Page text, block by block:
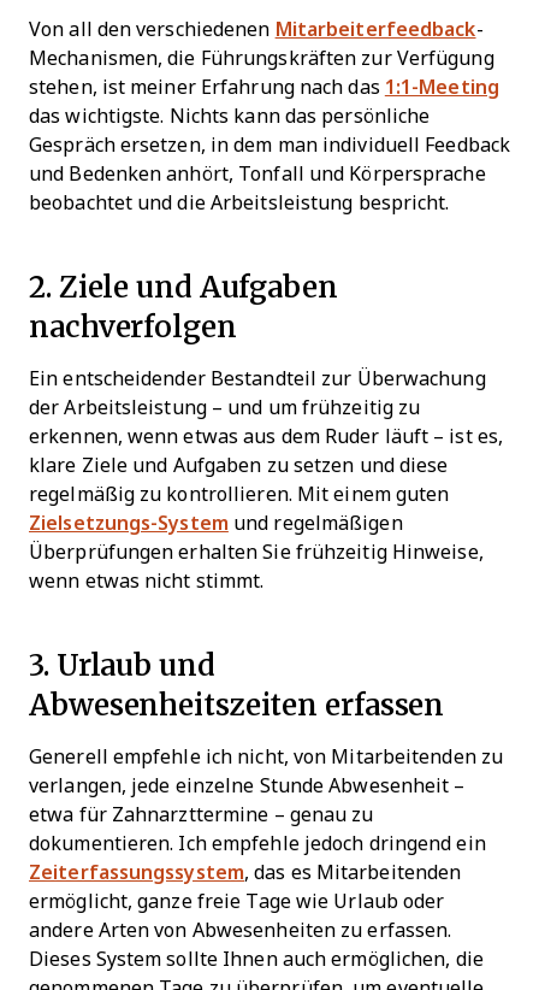
Von all den verschiedenen Mitarbeiterfeedback-
Mechanismen, die Führungskräften zur Verfügung
stehen, ist meiner Erfahrung nach das 1:1-Meeting
das wichtigste. Nichts kann das persönliche
Gespräch ersetzen, in dem man individuell Feedback
und Bedenken anhört, Tonfall und Körpersprache
beobachtet und die Arbeitsleistung bespricht.
2. Ziele und Aufgaben
nachverfolgen
Ein entscheidender Bestandteil zur Überwachung
der Arbeitsleistung – und um frühzeitig zu
erkennen, wenn etwas aus dem Ruder läuft – ist es,
klare Ziele und Aufgaben zu setzen und diese
regelmäßig zu kontrollieren. Mit einem guten
Zielsetzungs-System und regelmäßigen
Überprüfungen erhalten Sie frühzeitig Hinweise,
wenn etwas nicht stimmt.
3. Urlaub und
Abwesenheitszeiten erfassen
Generell empfehle ich nicht, von Mitarbeitenden zu
verlangen, jede einzelne Stunde Abwesenheit –
etwa für Zahnarzttermine – genau zu
dokumentieren. Ich empfehle jedoch dringend ein
Zeiterfassungssystem, das es Mitarbeitenden
ermöglicht, ganze freie Tage wie Urlaub oder
andere Arten von Abwesenheiten zu erfassen.
Dieses System sollte Ihnen auch ermöglichen, die